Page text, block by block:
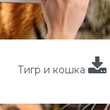
Тигр и кошка